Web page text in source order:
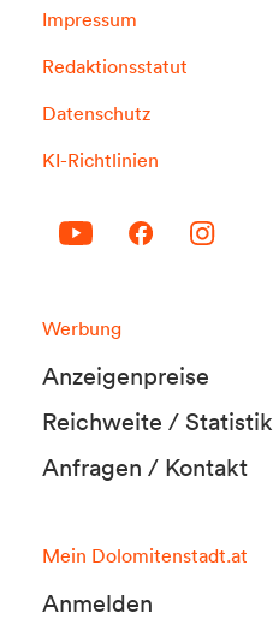
Impressum
Redaktionsstatut
Datenschutz
KI-Richtlinien
Werbung
Anzeigenpreise
Reichweite / Statistik
Anfragen / Kontakt
Mein Dolomitenstadt.at
Anmelden